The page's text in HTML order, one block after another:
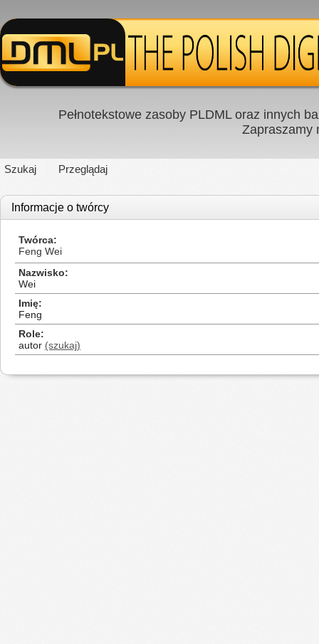
Pełnotekstowe zasoby PLDML oraz innych
Zapraszamy
Szukaj Przeglądaj
Informacje o twórcy
Twórca
Feng Wei
Nazwisko
Wei
Imię
Feng
Role
autor (szukaj)